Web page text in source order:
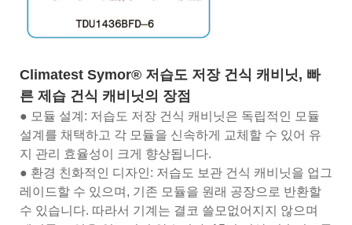
Climatest Symor® 저습도 저장 건식 캐비닛, 빠
른 제습 건식 캐비닛의 장점
● 모듈 설계: 저습도 저장 건식 캐비닛은 독립적인 모듈
설계를 채택하고 각 모듈을 신속하게 교체할 수 있어 유
지 관리 효율성이 크게 향상됩니다.
● 환경 친화적인 디자인: 저습도 보관 건식 캐비닛을 업그
레이드할 수 있으며, 기존 모듈을 원래 공장으로 반환할
수 있습니다. 따라서 기계는 결코 쓸모없어지지 않으며